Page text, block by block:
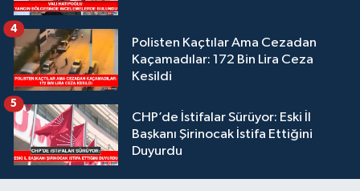
Polisten Kaçtılar Ama Cezadan
Kaçamadılar: 172 Bin Lira Ceza
Kesildi
4
CHP’de İstifalar Sürüyor: Eski İl
Başkanı Şirinocak İstifa Ettiğini
Duyurdu
5